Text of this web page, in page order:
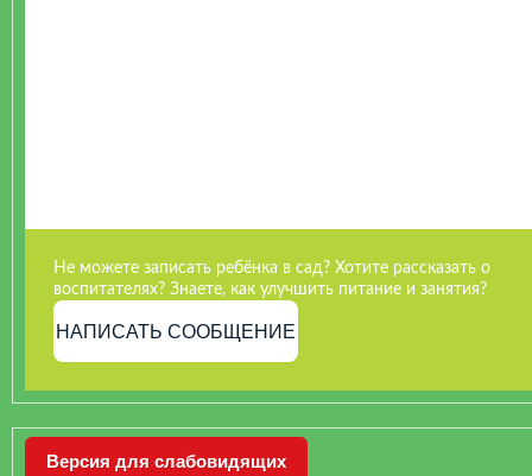
Не можете записать ребёнка в сад? Хотите рассказать о
воспитателях? Знаете, как улучшить питание и занятия?
НАПИСАТЬ СООБЩЕНИЕ
Версия для слабовидящих